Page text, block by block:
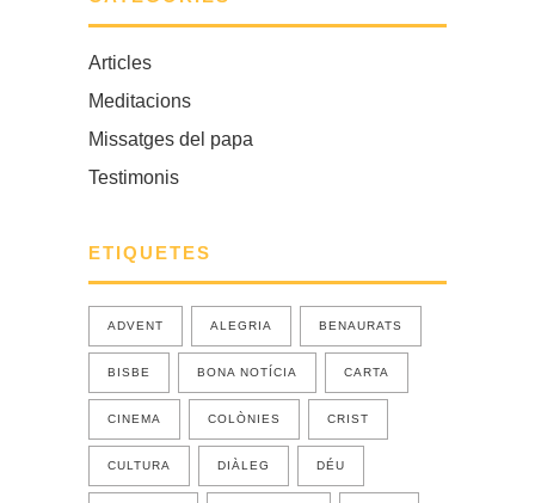
Articles
Meditacions
Missatges del papa
Testimonis
ETIQUETES
ADVENT ALEGRIA BENAURATS
BISBE BONA NOTÍCIA CARTA
CINEMA COLÒNIES CRIST
CULTURA DIÀLEG DÉU